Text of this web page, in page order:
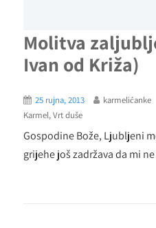
Molitva
Ivan od Križa)
25 rujna, 2013 karmelićanke
Karmel,Vrt duše
Gospodine Bože, Ljubljeni
grijehe još zadržava da mi